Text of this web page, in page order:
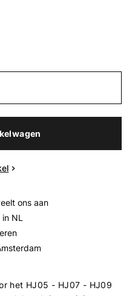
ons aan
in NL
het HJ05 - HJ07 - HJ09